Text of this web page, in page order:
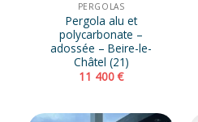
PERGOLAS
Pergola alu et
polycarbonate –
adossée – Beire-le-
Châtel (21)
11 400€